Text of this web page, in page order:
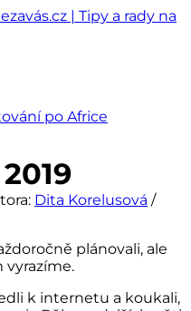
po Africe
Dita Korelusová /
plánovali, ale
k internetu a koukali,